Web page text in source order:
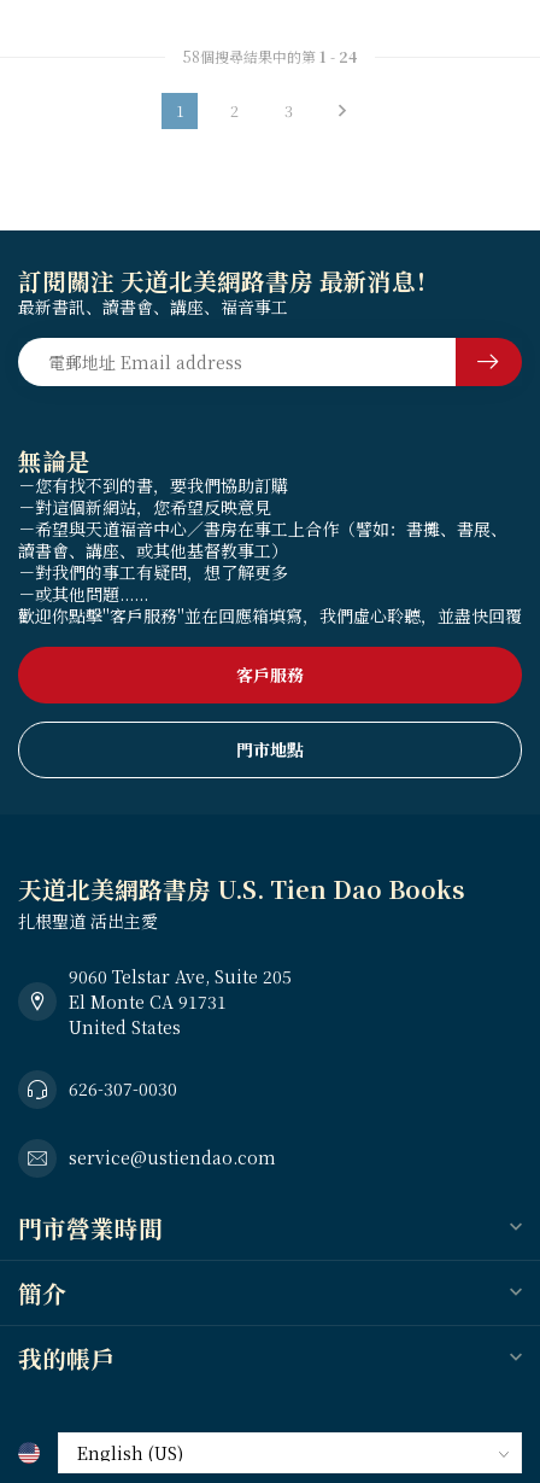
58個搜尋結果中的第 1 - 24
1 2 3
無論是
－您有找不到的書，要我們協助訂購
－對這個新網站，您希望反映意見
－希望與天道福音中心／書房在事工上合作（譬如：書攤、書展、
讀書會、講座、或其他基督教事工）
－對我們的事工有疑問，想了解更多
－或其他問題......
歡迎你點擊"客戶服務"並在回應箱填寫，我們虛心聆聽，並盡快回覆
客戶服務
門市地點
訂閱關注 天道北美網路書房 最新消息！
最新書訊、讀書會、講座、福音事工
天道北美網路書房 U.S. Tien Dao Books
扎根聖道 活出主愛
9060 Telstar Ave, Suite 205
El Monte CA 91731
United States
626-307-0030
service@ustiendao.com
門市營業時間
簡介
我的帳戶